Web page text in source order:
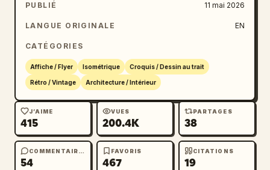
PUBLIÉ 11 mai 2026
LANGUE ORIGINALE EN
CATÉGORIES
Affiche / Flyer Isométrique Croquis / Dessin au trait
Rétro / Vintage Architecture / Intérieur
J’AIME
415
VUES
200.4K
PARTAGES
38
COMMENTAIRES
54
FAVORIS
467
CITATIONS
19